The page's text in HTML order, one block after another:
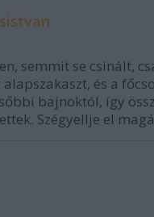
semmit se csinált,
alapszakaszt, és a
bajnoktól, így
Szégyellje el